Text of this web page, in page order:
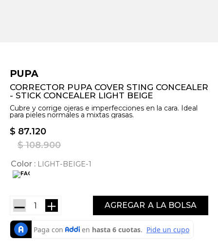
PUPA
CORRECTOR PUPA COVER STING CONCEALER
- STICK CONCEALER LIGHT BEIGE
Cubre y corrige ojeras e imperfecciones en la cara. Ideal
para pieles normales a mixtas grasas.
$ 87.120
$ 108.900
Color LIGHT-BEIGE-1
＋
－ AGREGAR